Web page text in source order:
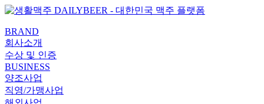
콘텐츠로
PaperLogy
BRAND
회사소개
수상 및 인증
BUSINESS
양조사업
직영/가맹사업